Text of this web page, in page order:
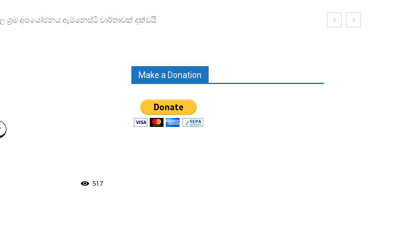
අපයෝජනය ඇම්නෙස්ටි වාර්තාවක් දක්වයි
517
Make a Donation